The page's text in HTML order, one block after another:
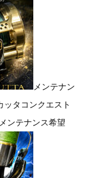
メンテナン
タコンクエスト
ンテナンス希望